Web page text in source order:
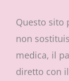
Questo sito
non
medica, il
diretto con